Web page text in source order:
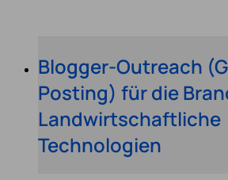
Blogger-Outreach
Posting) für die
Landwirtschaftliche
Technologien